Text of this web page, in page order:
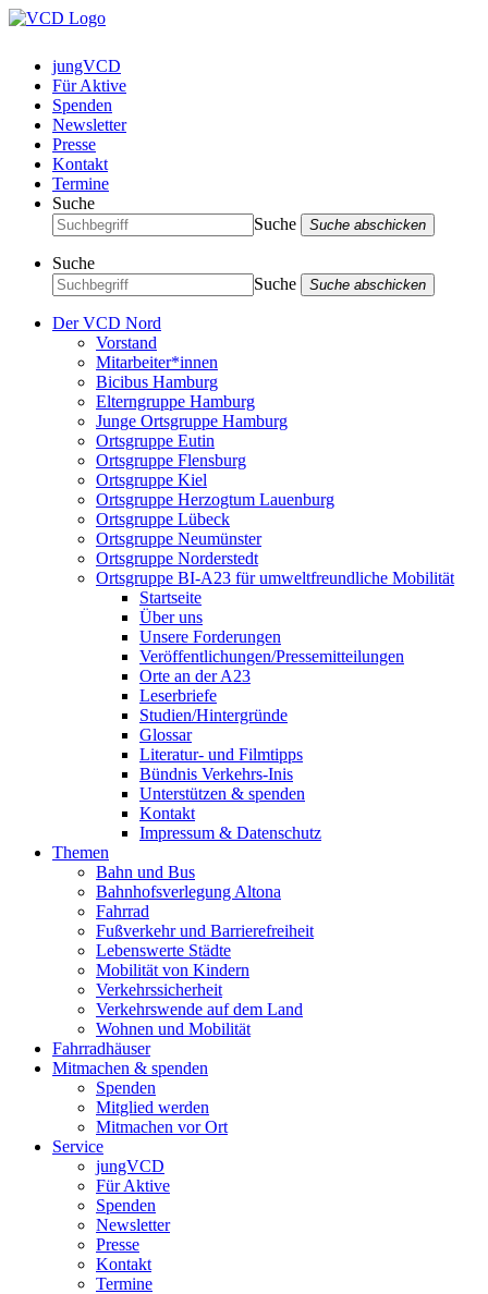
jungVCD
Für Aktive
Spenden
Newsletter
Presse
Kontakt
Termine
Suche
Suche
Suche abschicken
Suche
Suche
Suche abschicken
Der VCD Nord
Vorstand
Mitarbeiter*innen
Bicibus Hamburg
Elterngruppe Hamburg
Junge Ortsgruppe Hamburg
Ortsgruppe Eutin
Ortsgruppe Flensburg
Ortsgruppe Kiel
Ortsgruppe Herzogtum Lauenburg
Ortsgruppe Lübeck
Ortsgruppe Neumünster
Ortsgruppe Norderstedt
Ortsgruppe BI-A23 für umweltfreundliche Mobilität
Startseite
Über uns
Unsere Forderungen
Veröffentlichungen/Pressemitteilungen
Orte an der A23
Leserbriefe
Studien/Hintergründe
Glossar
Literatur- und Filmtipps
Bündnis Verkehrs-Inis
Unterstützen & spenden
Kontakt
Impressum & Datenschutz
Themen
Bahn und Bus
Bahnhofsverlegung Altona
Fahrrad
Fußverkehr und Barrierefreiheit
Lebenswerte Städte
Mobilität von Kindern
Verkehrssicherheit
Verkehrswende auf dem Land
Wohnen und Mobilität
Fahrradhäuser
Mitmachen & spenden
Spenden
Mitglied werden
Mitmachen vor Ort
Service
jungVCD
Für Aktive
Spenden
Newsletter
Presse
Kontakt
Termine